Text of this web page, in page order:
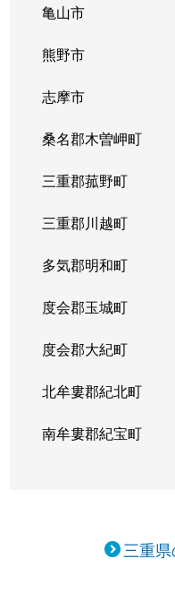
亀山市
熊野市
志摩市
桑名郡木曽岬町
三重郡菰野町
三重郡川越町
多気郡明和町
度会郡玉城町
度会郡大紀町
北牟婁郡紀北町
南牟婁郡紀宝町
三重